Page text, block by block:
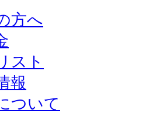
方へ
スト
報
ついて